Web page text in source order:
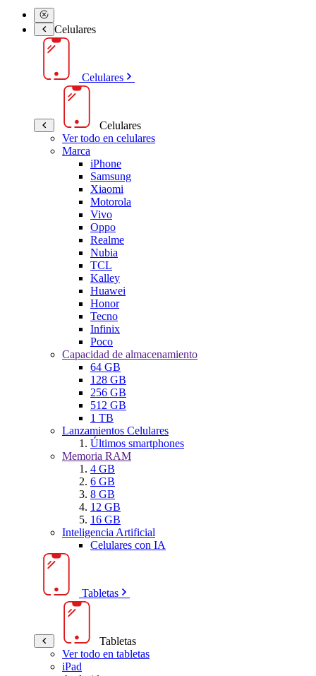
Celulares
Celulares
Celulares
Ver todo en celulares
Marca
iPhone
Samsung
Xiaomi
Motorola
Vivo
Oppo
Realme
Nubia
TCL
Kalley
Huawei
Honor
Tecno
Infinix
Poco
Capacidad de almacenamiento
64 GB
128 GB
256 GB
512 GB
1 TB
Lanzamientos Celulares
Últimos smartphones
Memoria RAM
4 GB
6 GB
8 GB
12 GB
16 GB
Inteligencia Artificial
Celulares con IA
Tabletas
Tabletas
Ver todo en tabletas
iPad